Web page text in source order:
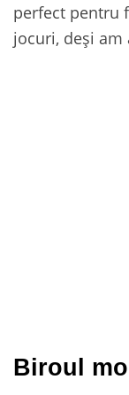
perfect pentru
jocuri, deși
Biroul